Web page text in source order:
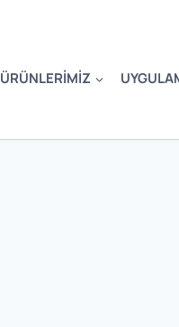
ÜRÜNLERIMIZ